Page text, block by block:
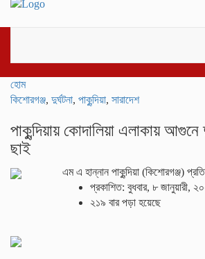
হোম
কিশোরগঞ্জ, দুর্ঘটনা, পাকুন্দিয়া, সারাদেশ
পাকুন্দিয়ায় কোদালিয়া এলাকায়
ছাই
এম এ হান্নান পাকুন্দিয়া (কিশোরগঞ্জ)
প্রকাশিত: বুধবার, ৮ জানুয়ারী,
২১৯ বার পড়া হয়েছে